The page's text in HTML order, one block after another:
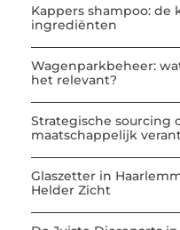
Kappers shampoo: de
ingrediënten
Wagenparkbeheer:
het relevant?
Strategische sourcing
maatschappelijk
Glaszetter in
Helder Zicht